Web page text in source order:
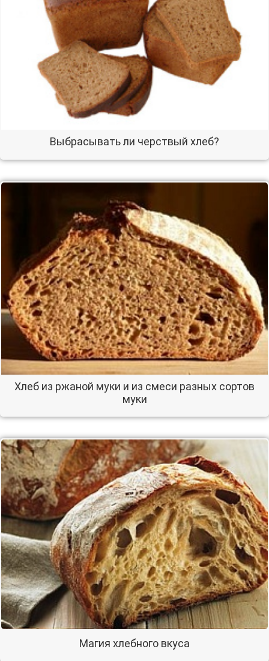
Выбрасывать ли черствый хлеб?
Хлеб из ржаной муки и из смеси разных сортов
муки
Магия хлебного вкуса